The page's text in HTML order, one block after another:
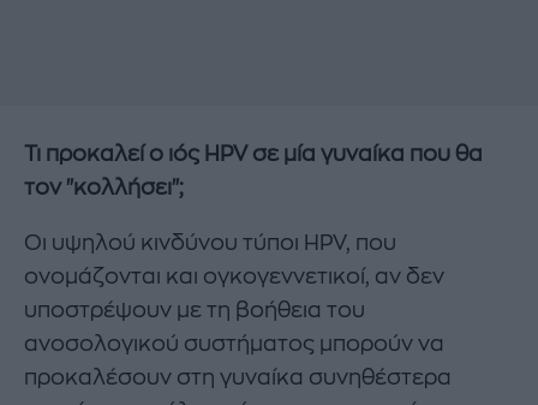
Τι προκαλεί ο ιός HPV σε μία γυναίκα που θα
τον "κολλήσει";
Οι υψηλού κινδύνου τύποι HPV, που
ονομάζονται και ογκογεννετικοί, αν δεν
υποστρέψουν με τη βοήθεια του
ανοσολογικού συστήματος μπορούν να
προκαλέσουν στη γυναίκα συνηθέστερα